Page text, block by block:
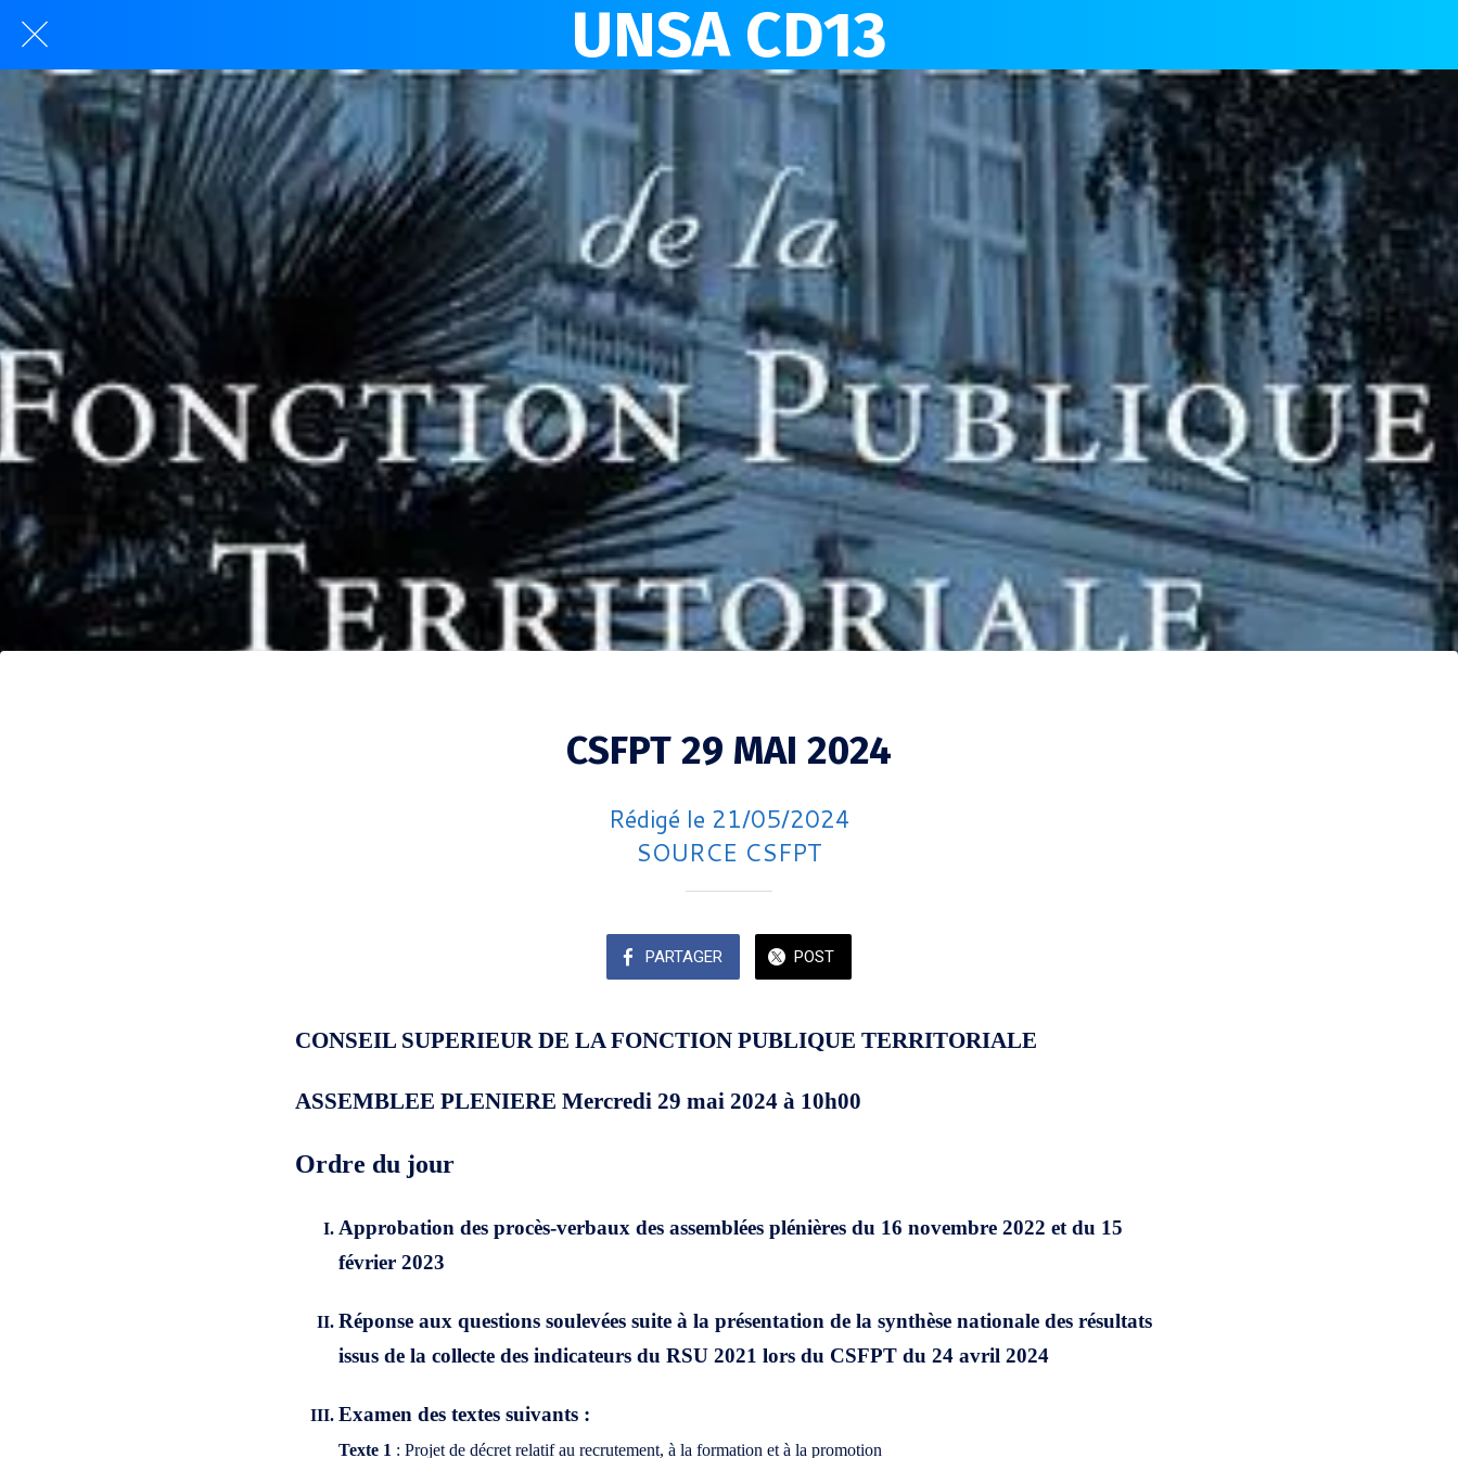
UNSA CD13
CSFPT 29 MAI 2024
Rédigé le 21/05/2024
SOURCE CSFPT
PARTAGER POST
CONSEIL SUPERIEUR DE LA FONCTION PUBLIQUE TERRITORIALE
ASSEMBLEE PLENIERE Mercredi 29 mai 2024 à 10h00
Ordre du jour
Approbation des procès-verbaux des assemblées plénières du 16 novembre 2022 et du 15
février 2023
Réponse aux questions soulevées suite à la présentation de la synthèse nationale des résultats
issus de la collecte des indicateurs du RSU 2021 lors du CSFPT du 24 avril 2024
Examen des textes suivants :
Texte 1 : Projet de décret relatif au recrutement, à la formation et à la promotion